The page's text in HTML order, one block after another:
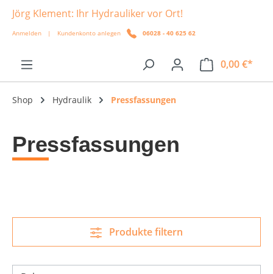
springen
Jörg Klement: Ihr Hydrauliker vor Ort!
Anmelden | Kundenkonto anlegen 06028 - 40 625 62
0,00 €*
Shop Hydraulik Pressfassungen
Pressfassungen
Produkte filtern